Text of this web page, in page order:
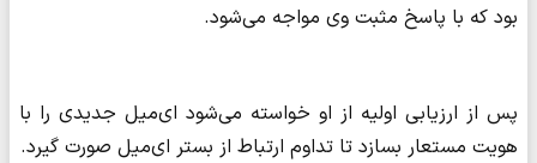
بود که با پاسخ مثبت وی مواجه می‌شود.
پس از ارزیابی اولیه از او خواسته می‌شود ای‌میل جدیدی را با
هویت مستعار بسازد تا تداوم ارتباط از بستر ای‌میل صورت گیرد.